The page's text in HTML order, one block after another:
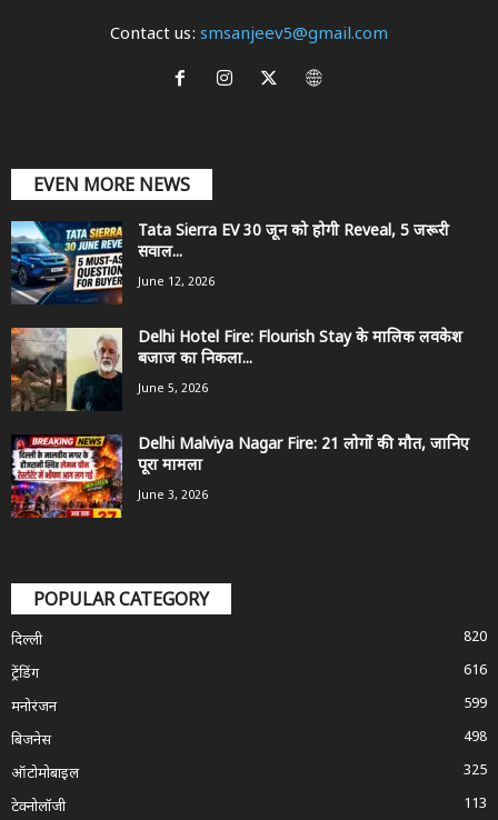
Contact us: smsanjeev5@gmail.com
EVEN MORE NEWS
Tata Sierra EV 30 जून को होगी Reveal, 5 जरूरी
सवाल...
June 12, 2026
Delhi Hotel Fire: Flourish Stay के मालिक लवकेश
बजाज का निकला...
June 5, 2026
Delhi Malviya Nagar Fire: 21 लोगों की मौत, जानिए
पूरा मामला
June 3, 2026
POPULAR CATEGORY
दिल्ली
820
ट्रेंडिंग
616
मनोरंजन
599
बिजनेस
498
ऑटोमोबाइल
325
टेक्नोलॉजी
113